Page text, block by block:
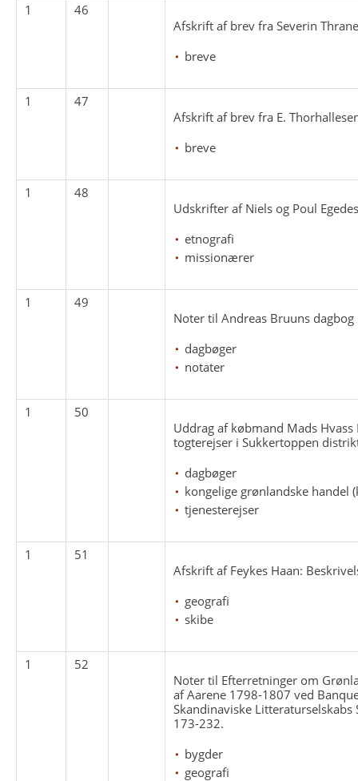
1
46
Afskrift af brev fra Severin
breve
1
47
Afskrift af brev fra E.
breve
1
48
Udskrifter af Niels og Poul
etnografi
missionærer
1
49
Noter til Andreas Bruuns
dagbøger
notater
1
50
Uddrag af købmand Mads
togterejser i Sukkertoppen
dagbøger
kongelige grønlandske handel
tjenesterejser
1
51
Afskrift af Feykes Haan:
geografi
skibe
1
52
Noter til Efterretninger om
af Aarene 1798-1807 ved
Skandinaviske
173-232.
bygder
geografi